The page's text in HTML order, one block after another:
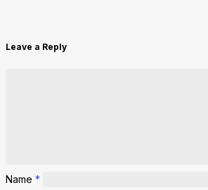
Leave a Reply
Name *